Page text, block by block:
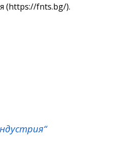
(https://fnts.bg/).